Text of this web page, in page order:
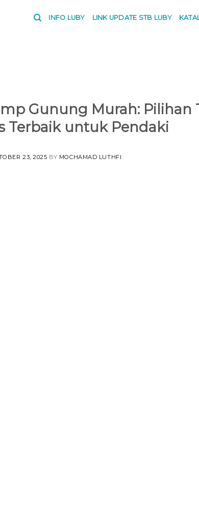
INFO LUBY LINK UPDATE STB LUBY
Gunung Murah: Pilihan
Terbaik untuk Pendaki
23, 2025 BY MOCHAMAD LUTHFI